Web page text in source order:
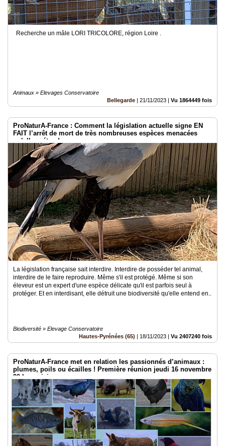
Recherche un mâle LORI TRICOLORE, région Loire .
Animaux » Elevages Conservatoire
Bellegarde | 21/11/2023 | Vu 1864449 fois
ProNaturA-France : Comment la législation actuelle signe EN
FAIT l’arrêt de mort de très nombreuses espèces menacées
qu’elle prétend sauver.
La législation française sait interdire. Interdire de posséder tel animal,
interdire de le faire reproduire. Même s'il est protégé. Même si son
éleveur est un expert d'une espèce délicate qu'il est parfois seul à
protéger. Et en interdisant, elle détruit une biodiversité qu'elle entend en..
Biodiversité » Elevage Conservatoire
Hautes-Pyrénées (65) | 18/11/2023 | Vu 2407240 fois
ProNaturA-France met en relation les passionnés d’animaux :
plumes, poils ou écailles ! Première réunion jeudi 16 novembre
20 h en visio .